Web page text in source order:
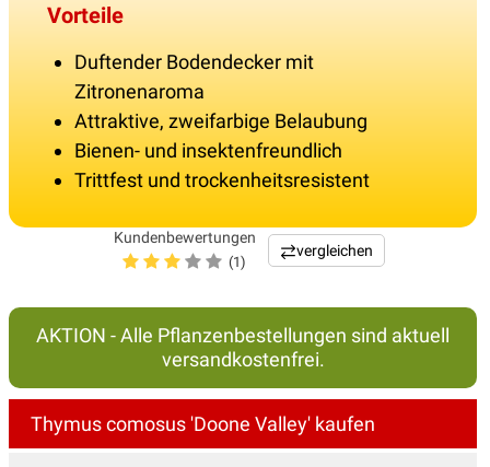
Vorteile
Duftender Bodendecker mit
Zitronenaroma
Attraktive, zweifarbige Belaubung
Bienen- und insektenfreundlich
Trittfest und trockenheitsresistent
Kundenbewertungen
(1)
vergleichen
AKTION - Alle Pflanzenbestellungen sind aktuell
versandkostenfrei.
Thymus comosus 'Doone Valley' kaufen